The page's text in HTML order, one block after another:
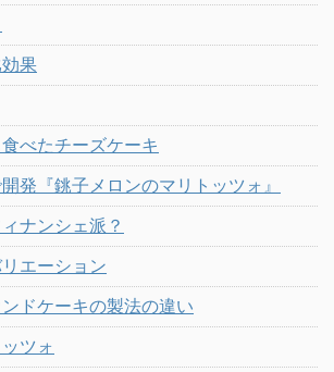
果
べたチーズケーキ
発『銚子メロンのマリトッツォ』
ナンシェ派？
エーション
ドケーキの製法の違い
ツォ